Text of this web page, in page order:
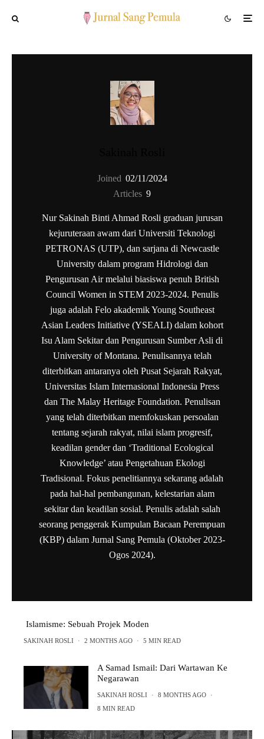
Joined 02/11/2024
Articles 9
Nur Sakinah Binti Ahmad Rosli graduan jurusan
kejuruteraan awam dari Universiti Teknologi
PETRONAS (UTP), dan sarjana di Newcastle
University dalam program Hidrologi dan
Pengurusan Air melalui biasiswa penuh British
Council Women in STEM 2023-2024. Penulis
juga adalah Felo akademik Young Southeast
Asian Leaders Initiative (YSEALI) dalam kohort
Isu Alam Sekitar dan Pengurusan Sumber Asli di
University of Montana. Penulisannya telah
diterbitkan antaranya oleh Pusat Sejarah Rakyat,
Universitas Islam Internasional Indonesia Press
dan The Malay Heritage Foundation. Penulisan
yang telah diterbitkan memfokuskan persoalan
tentang sejarah rakyat, nilai islam progresif,
keadilan gender dan ‘Traditional Ecological
Knowledge’ atau Pengetahuan Ekologi
Tradisional. Fokus penelitiannya sekarang adalah
pada hal-hal pembangunan, kelestarian alam
sekitar dan keadilan sosial. Penulis adalah salah
seorang penggerak Kumpulan Bacaan Perempuan
(KBP) dalam Jurnal Sang Pemula (Oktober 2023-
Ogos 2024).
Islamisme: Sebuah Projek Moden
SAKINAH ROSLI · 2 MONTHS AGO · 5 MIN READ
A Samad Ismail: Dari Wartawan Ke
Negarawan
SAKINAH ROSLI · 8 MONTHS AGO
·
8 MIN READ